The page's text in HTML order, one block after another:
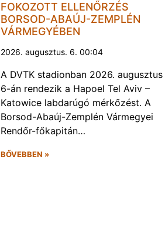
FOKOZOTT ELLENŐRZÉS
BORSOD-ABAÚJ-ZEMPLÉN
VÁRMEGYÉBEN
2026. augusztus. 6. 00:04
A DVTK stadionban 2026. augusztus
6-án rendezik a Hapoel Tel Aviv –
Katowice labdarúgó mérkőzést. A
Borsod-Abaúj-Zemplén Vármegyei
Rendőr-főkapitán…
BŐVEBBEN »